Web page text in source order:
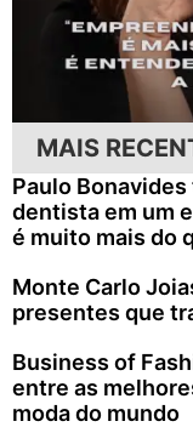
MAIS
Paulo
dentista em um
é muito mais do
Monte Carlo
presentes que
Business of
entre as
moda do mundo